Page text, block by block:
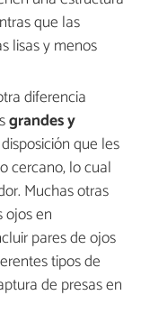
que las
lisas y menos
diferencia
grandes y
que les
cercano, lo cual
Muchas otras
ojos en
pares de ojos
tipos de
de presas en